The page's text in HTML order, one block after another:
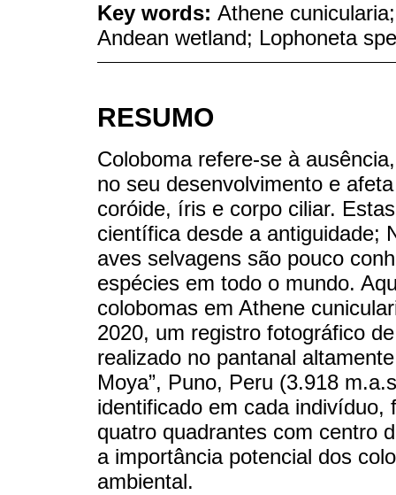
Key words: Athene
Andean wetland; Lophoneta
RESUMO
Coloboma refere-se à
no seu desenvolvimento e
coróide, íris e corpo ciliar.
científica desde a antiguidade;
aves selvagens são pouco
espécies em todo o mundo.
colobomas em Athene
2020, um registro fotográfico
realizado no pantanal
Moya”, Puno, Peru (3.918
identificado em cada indivíduo,
quatro quadrantes com centro
a importância potencial dos
ambiental.